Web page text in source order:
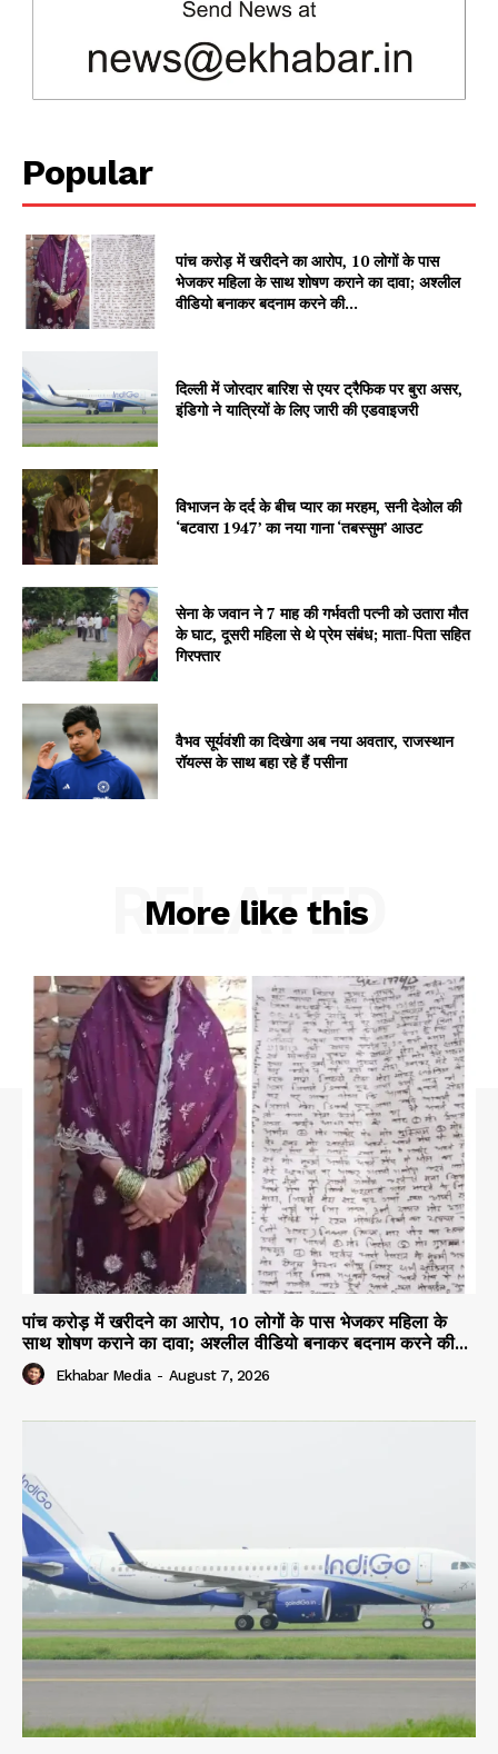
SUBSCRIBE NOW
Company
About
Contact us
Subscription Plans
Popular
पांच करोड़ में खरीदने का आरोप, 10 लोगों के पास
भेजकर महिला के साथ शोषण कराने का दावा; अश्लील
वीडियो बनाकर बदनाम करने की...
दिल्ली में जोरदार बारिश से एयर ट्रैफिक पर बुरा असर,
इंडिगो ने यात्रियों के लिए जारी की एडवाइजरी
विभाजन के दर्द के बीच प्यार का मरहम, सनी देओल की
‘बटवारा 1947’ का नया गाना ‘तबस्सुम’ आउट
सेना के जवान ने 7 माह की गर्भवती पत्नी को उतारा मौत
के घाट, दूसरी महिला से थे प्रेम संबंध; माता-पिता सहित
गिरफ्तार
वैभव सूर्यवंशी का दिखेगा अब नया अवतार, राजस्थान
रॉयल्स के साथ बहा रहे हैं पसीना
More like this
RELATED
पांच करोड़ में खरीदने का आरोप, 10 लोगों के पास भेजकर महिला के
साथ शोषण कराने का दावा; अश्लील वीडियो बनाकर बदनाम करने की...
Ekhabar Media - August 7, 2026